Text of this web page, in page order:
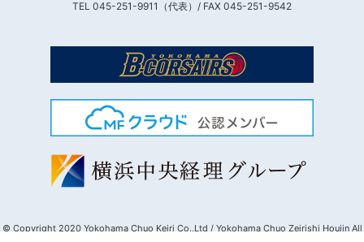
TEL 045-251-9911（代表）/ FAX 045-251-9542
© Copyright 2020 Yokohama Chuo Keiri Co.,Ltd / Yokohama Chuo Zeirishi Houjin All